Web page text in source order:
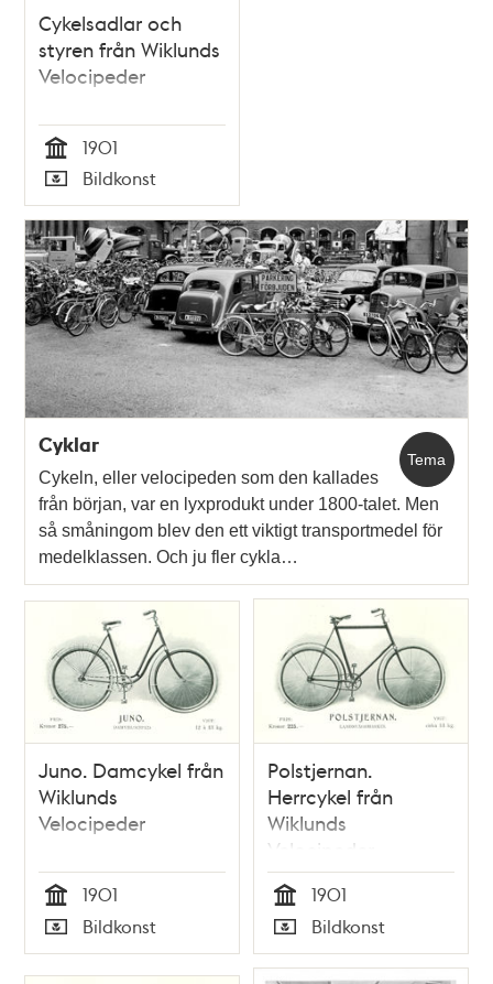
Cykelsadlar och
styren från Wiklunds
Velocipeder
Tid
1901
Typ
Bildkonst
Tema
Cyklar
Cykeln, eller velocipeden som den kallades
från början, var en lyxprodukt under 1800-talet. Men
så småningom blev den ett viktigt transportmedel för
medelklassen. Och ju fler cykla…
Juno. Damcykel från
Wiklunds
Velocipeder
Tid
1901
Typ
Bildkonst
Polstjernan.
Herrcykel från
Wiklunds
Velocipeder
Tid
1901
Typ
Bildkonst